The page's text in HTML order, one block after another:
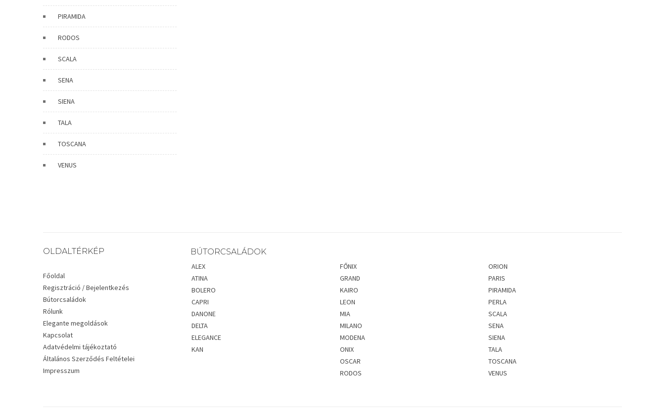
PIRAMIDA
RODOS
SCALA
SENA
SIENA
TALA
TOSCANA
VENUS
BÚTORCSALÁDOK
OLDALTÉRKÉP
Főoldal
Regisztráció / Bejelentkezés
Bútorcsaládok
Rólunk
Elegante megoldások
Kapcsolat
Adatvédelmi tájékoztató
Általános Szerződés Feltételei
Impresszum
ALEX
ATINA
BOLERO
CAPRI
DANONE
DELTA
ELEGANCE
KAN
FŐNIX
GRAND
KAIRO
LEON
MIA
MILANO
MODENA
ONIX
OSCAR
RODOS
ORION
PARIS
PIRAMIDA
PERLA
SCALA
SENA
SIENA
TALA
TOSCANA
VENUS